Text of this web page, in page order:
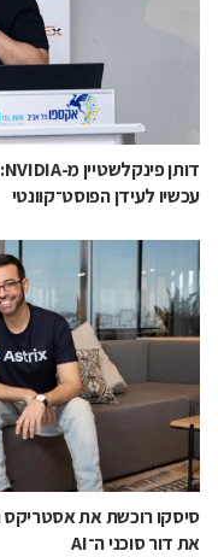
עכשיו לעידן הפוסט־קוונטי
את דור סוכני ה־AI